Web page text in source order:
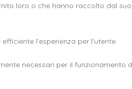
loro o che hanno raccolto dal suo
l'esperienza per l'utente.
necessari per il funzionamento